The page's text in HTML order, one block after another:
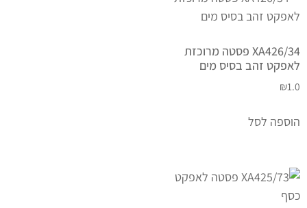
XA426/34 פסטה מרוכזת
לאפקט זהב בסיס מים
₪1.0
הוספה לסל